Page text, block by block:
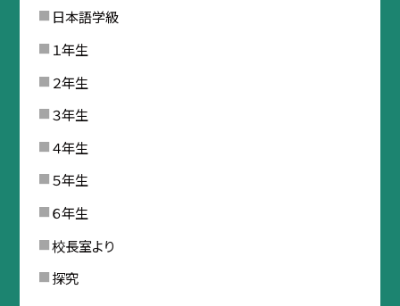
日本語学級
１年生
２年生
３年生
４年生
５年生
６年生
校長室より
探究